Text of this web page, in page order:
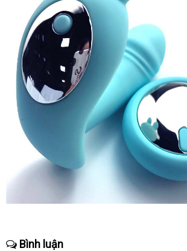
Bình luận